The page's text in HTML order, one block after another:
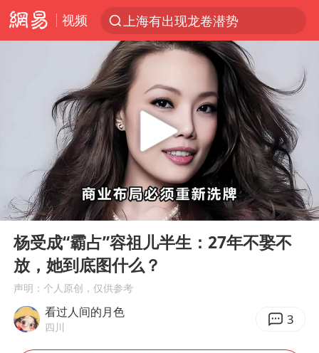
视频
上海有出现龙卷潜势
白海豚逼近浙闽沿海
今日15时起福州地铁高架区段停运
国足U17与阿森纳决赛取消 并列冠军
王艺迪2-4不敌张本美和止步4强
上门女婿出轨女邻居多年被判重婚罪
《披荆斩棘2026》阵容官宣
王艺迪无缘横滨赛决赛
2025年小学教师减少13.19万
白海豚或提早3小时登陆
Play
00:00 10:06
杨受成“霸占”容祖儿半生：27年不娶不
放，她到底图什么？
声明：个人原创，仅供参考
看过人间的月色
四川 3